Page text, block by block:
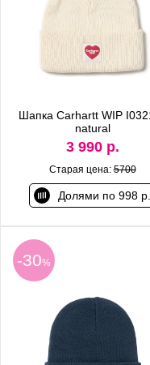
Шапка Carhartt WIP
natural
3 990 р.
Старая цена:5700
Долями по 998 р.
-30%